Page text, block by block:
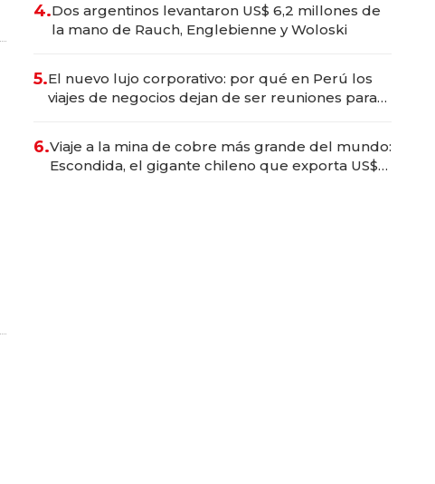
4.Dos argentinos levantaron US$ 6,2 millones de
la mano de Rauch, Englebienne y Woloski
5.El nuevo lujo corporativo: por qué en Perú los
viajes de negocios dejan de ser reuniones para
6.Viaje a la mina de cobre más grande del mundo:
Escondida, el gigante chileno que exporta US$